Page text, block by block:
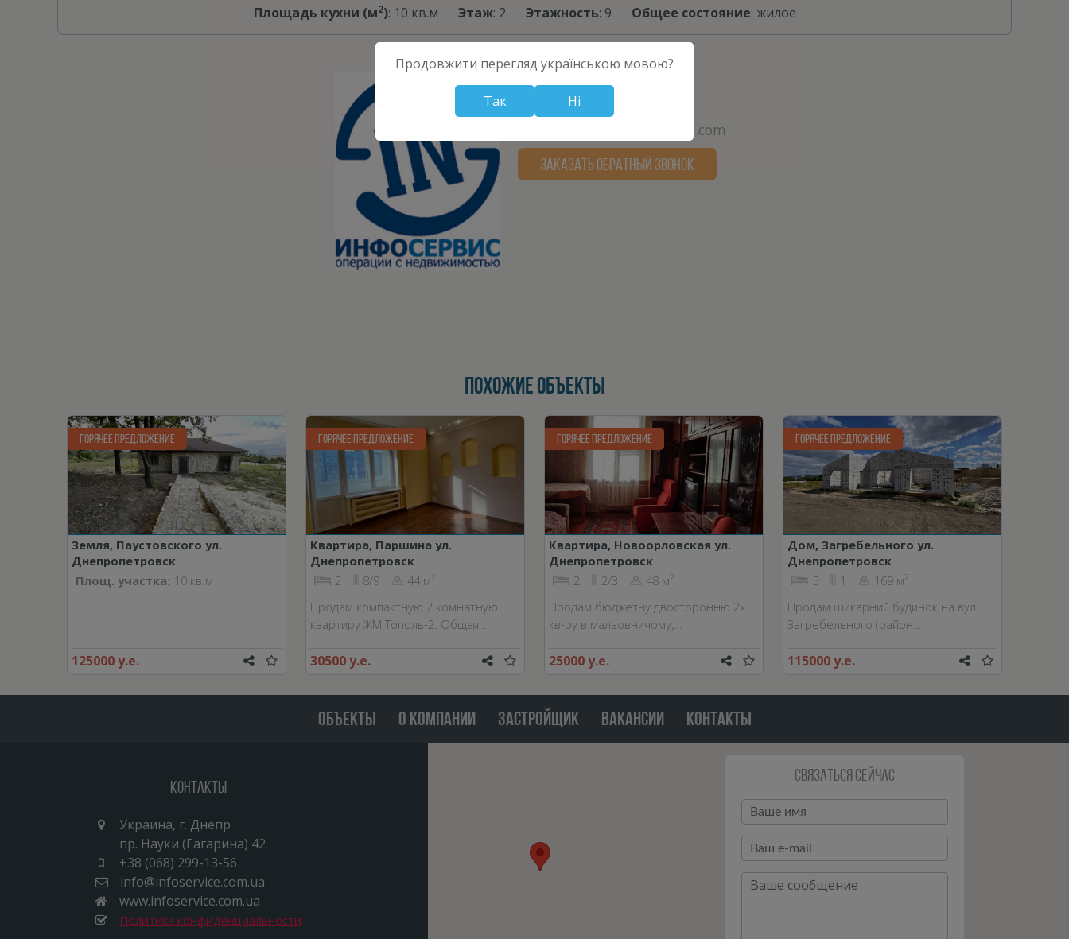
Площадь кухни (м2): 10 кв.м Этаж: 2 Этажность: 9 Общее состояние: жилое
КолЦентр
380672801977
collzentrinfoservis@gmail.com
ЗАКАЗАТЬ ОБРАТНЫЙ ЗВОНОК
ПОХОЖИЕ ОБЪЕКТЫ
ГОРЯЧЕЕ ПРЕДЛОЖЕНИЕ
Земля, Паустовского ул.
Днепропетровск
Площ. участка: 10 кв.м
125000 у.е.
ГОРЯЧЕЕ ПРЕДЛОЖЕНИЕ
Квартира, Паршина ул.
Днепропетровск
2
8/9 44 м2
Продам компактную 2 комнатную
квартиру ЖМ Тополь-2. Общая…
30500 у.е.
ГОРЯЧЕЕ ПРЕДЛОЖЕНИЕ
Квартира, Новоорловская ул.
Днепропетровск
2
2/3 48 м2
Продам бюджетну двосторонню 2х
кв-ру в мальовничому,…
25000 у.е.
ГОРЯЧЕЕ ПРЕДЛОЖЕНИЕ
Дом, Загребельного ул.
Днепропетровск
5
1 169 м2
Продам шикарний будинок на вул.
Загребельного (район…
115000 у.е.
ОБЪЕКТЫ О КОМПАНИИ ЗАСТРОЙЩИК ВАКАНСИИ КОНТАКТЫ
Контакты
Украина, г. Днепр
пр. Науки (Гагарина) 42
+38 (068) 299-13-56
info@infoservice.com.ua
www.infoservice.com.ua
Политика конфиденциальности
Связаться сейчас
Продовжити перегляд українською мовою?
Так Ні